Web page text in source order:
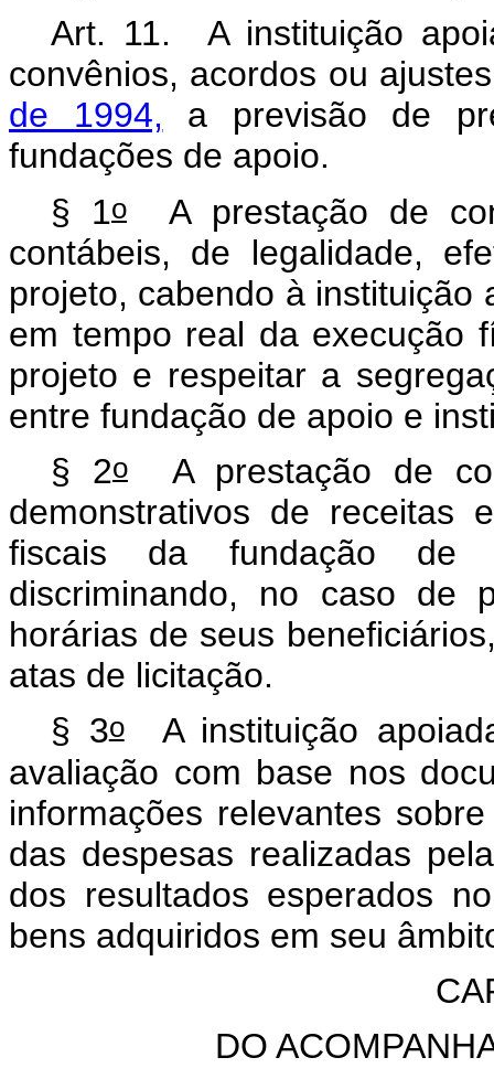
Art. 11. A instituição
convênios, acordos ou
de 1994, a previsão de
fundações de apoio.
§ 1o
A prestação de
contábeis, de legalidade,
projeto, cabendo à instituição
em tempo real da execução
projeto e respeitar a
entre fundação de apoio e
§ 2oA prestação de
demonstrativos de receitas
fiscais da fundação de
discriminando, no caso de
horárias de seus
atas de licitação.
§ 3oA instituição
avaliação com base nos
informações relevantes
das despesas realizadas
dos resultados esperados
bens adquiridos em seu
DO